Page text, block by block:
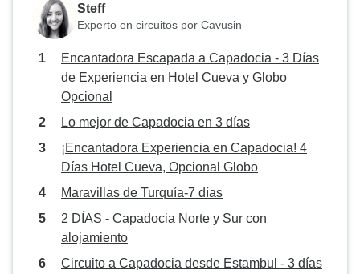
Steff
Experto en circuitos por Cavusin
Encantadora Escapada a Capadocia - 3 Días
de Experiencia en Hotel Cueva y Globo
Opcional
Lo mejor de Capadocia en 3 días
¡Encantadora Experiencia en Capadocia! 4
Días Hotel Cueva, Opcional Globo
Maravillas de Turquía-7 días
2 DÍAS - Capadocia Norte y Sur con
alojamiento
Circuito a Capadocia desde Estambul - 3 días